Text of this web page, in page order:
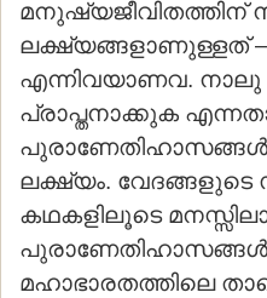
ലക്ഷ്യങ്ങളാണുള്ളത് –
എന്നിവയാണവ.
പ്രാപ്തനാക്കുക
ലക്ഷ്യം.
കഥകളിലൂടെ
പുരാണേതിഹാസങ്ങള്‍
മഹാഭാരതത്തിലെ